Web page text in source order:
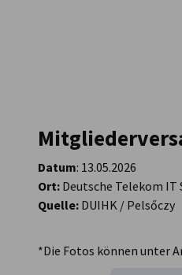
Datum: 13.05.2026
Ort: Deutsche Telekom IT
Quelle: DUIHK / Pelsőczy
*Die Fotos können unter